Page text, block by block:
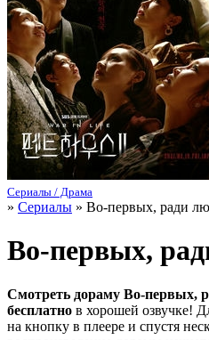
Сериалы / Драма
» Сериалы » Во-первых, ради
Во-первых,
Смотреть дораму Во-первых,
бесплатно в хорошей озвучке!
на кнопку в плеере и спустя